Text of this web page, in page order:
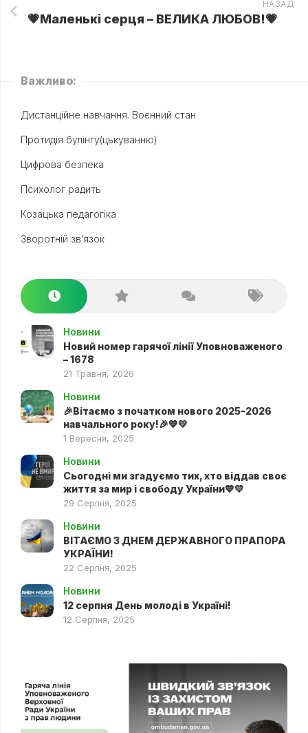
НАЗАД
💗Маленькі серця – ВЕЛИКА ЛЮБОВ!💗
Важливо:
Дистанційне навчання. Воєнний стан
Протидія булінгу(цькуванню)
Цифрова безпека
Психолог радить
Козацька педагогіка
Зворотній зв’язок
Новини
Новий номер гарячої лінії Уповноваженого
– 1678
21 Травня, 2026
Новини
🎉Вітаємо з початком нового 2025-2026
навчального року!🎉💙💛
1 Вересня, 2025
Новини
Сьогодні ми згадуємо тих, хто віддав своє
життя за мир і свободу України💙💛
29 Серпня, 2025
Новини
ВІТАЄМО З ДНЕМ ДЕРЖАВНОГО ПРАПОРА
УКРАЇНИ!
22 Серпня, 2025
Новини
12 серпня День молоді в Україні!
12 Серпня, 2025